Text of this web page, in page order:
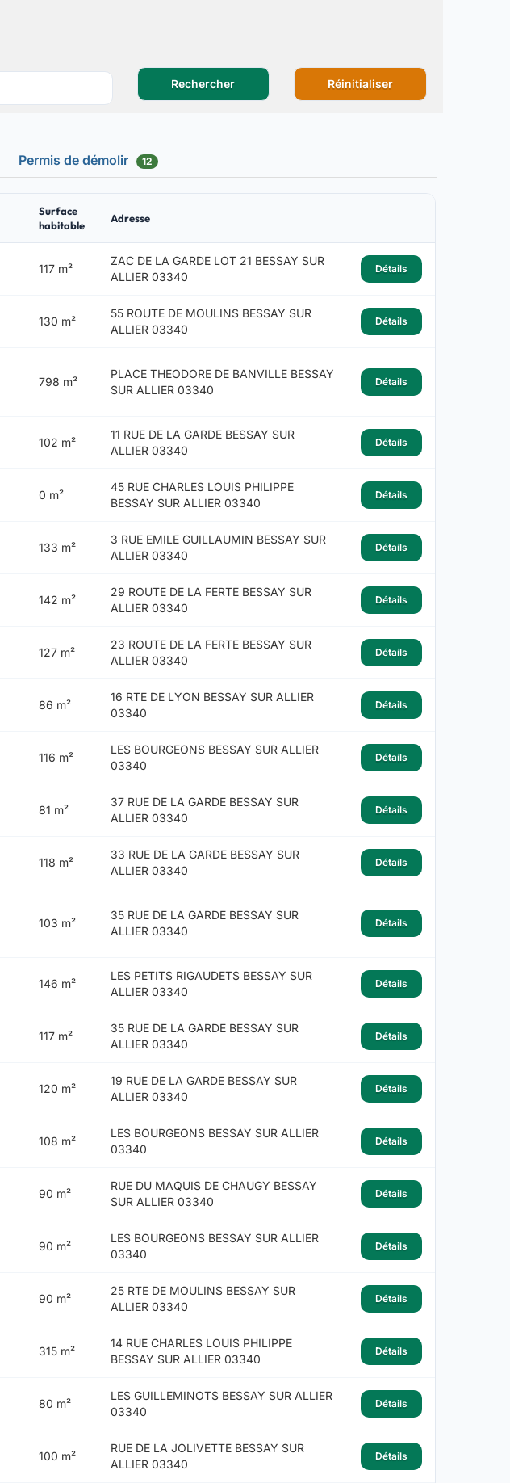
Rechercher
Réinitialiser
Permis de démolir 12
Surface
habitable
Adresse
117 m²
ZAC DE LA GARDE LOT 21 BESSAY SUR
ALLIER 03340
Détails
130 m²
55 ROUTE DE MOULINS BESSAY SUR
ALLIER 03340
Détails
798 m²
PLACE THEODORE DE BANVILLE BESSAY
SUR ALLIER 03340
Détails
102 m²
11 RUE DE LA GARDE BESSAY SUR
ALLIER 03340
Détails
0 m²
45 RUE CHARLES LOUIS PHILIPPE
BESSAY SUR ALLIER 03340
Détails
133 m²
3 RUE EMILE GUILLAUMIN BESSAY SUR
ALLIER 03340
Détails
142 m²
29 ROUTE DE LA FERTE BESSAY SUR
ALLIER 03340
Détails
127 m²
23 ROUTE DE LA FERTE BESSAY SUR
ALLIER 03340
Détails
86 m²
16 RTE DE LYON BESSAY SUR ALLIER
03340
Détails
116 m²
LES BOURGEONS BESSAY SUR ALLIER
03340
Détails
81 m²
37 RUE DE LA GARDE BESSAY SUR
ALLIER 03340
Détails
118 m²
33 RUE DE LA GARDE BESSAY SUR
ALLIER 03340
Détails
103 m²
35 RUE DE LA GARDE BESSAY SUR
ALLIER 03340
Détails
146 m²
LES PETITS RIGAUDETS BESSAY SUR
ALLIER 03340
Détails
117 m²
35 RUE DE LA GARDE BESSAY SUR
ALLIER 03340
Détails
120 m²
19 RUE DE LA GARDE BESSAY SUR
ALLIER 03340
Détails
108 m²
LES BOURGEONS BESSAY SUR ALLIER
03340
Détails
90 m²
RUE DU MAQUIS DE CHAUGY BESSAY
SUR ALLIER 03340
Détails
90 m²
LES BOURGEONS BESSAY SUR ALLIER
03340
Détails
90 m²
25 RTE DE MOULINS BESSAY SUR
ALLIER 03340
Détails
315 m²
14 RUE CHARLES LOUIS PHILIPPE
BESSAY SUR ALLIER 03340
Détails
80 m²
LES GUILLEMINOTS BESSAY SUR ALLIER
03340
Détails
100 m²
RUE DE LA JOLIVETTE BESSAY SUR
ALLIER 03340
Détails